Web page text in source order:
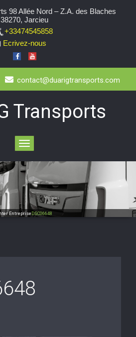
98 Allée Nord – Z.A. des Blaches
38270, Jarcieu
+33474545858
Ecrivez-nous
contact@duarigtransports.com
Transports
Toggle
navigation
EntrepriseDSC06648